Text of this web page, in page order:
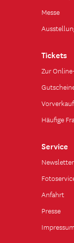
Messe
Tickets
Zur
Häufige
Service
Anfahrt
Presse
Impressum